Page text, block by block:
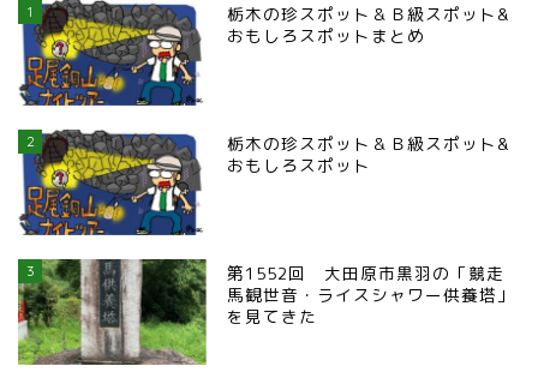
1
栃木の珍スポット＆Ｂ級スポット&
おもしろスポットまとめ
2
栃木の珍スポット＆Ｂ級スポット&
おもしろスポット
3
第1552回 大田原市黒羽の「競走
馬観世音・ライスシャワー供養塔」
を見てきた